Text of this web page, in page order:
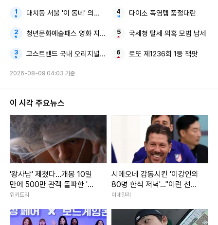
대치동 서울 '이 동네' 의대 50명 보낸
청년문화예술패스 영화 지원하는
고스트밴드 국내 오리지널 창작 애니메이션
다이소 폭염템 품절대란
국세청 탈세 의혹 모범 납세
로또 제1236회 1등 잭팟
2026-08-09 04:03 기준
이 시각 주요뉴스
'왕사남' 제쳤다…개봉 10일
만에 500만 관객 돌파한 '대
작 영화'
위키트리
시메오네 감동시킨 '이강인의
80명 한식 저녁'..."이런 선수
필요했다"
이데일리